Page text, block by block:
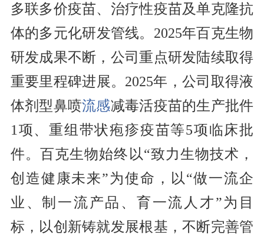
多联多价疫苗、治疗性疫苗及单克隆抗
体的多元化研发管线。2025年百克生物
研发成果不断，公司重点研发陆续取得
重要里程碑进展。2025年，公司取得液
体剂型鼻喷流感减毒活疫苗的生产批件
1项、重组带状疱疹疫苗等5项临床批
件。百克生物始终以“致力生物技术，
创造健康未来”为使命，以“做一流企
业、制一流产品、育一流人才”为目
标，以创新铸就发展根基，不断完善管